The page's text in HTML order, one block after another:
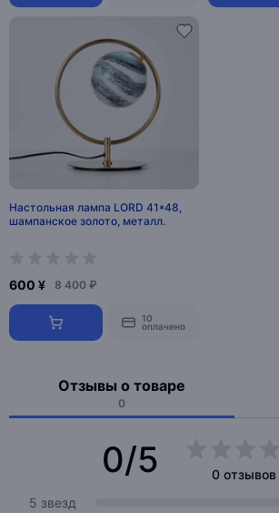
Настольная лампа LORD 41*48,
шампанское золото, металл.
600 ¥ 8 400 ₽
10
оплачено
Отзывы о товаре
0
0/5
0 отзывов
5 звезд